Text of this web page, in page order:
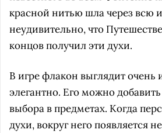
красной нитью шла через всю
неудивительно, что
концов получил эти духи.
В игре флакон выглядит очень
элегантно. Его можно
выбора в предметах. Когда
духи, вокруг него появляется